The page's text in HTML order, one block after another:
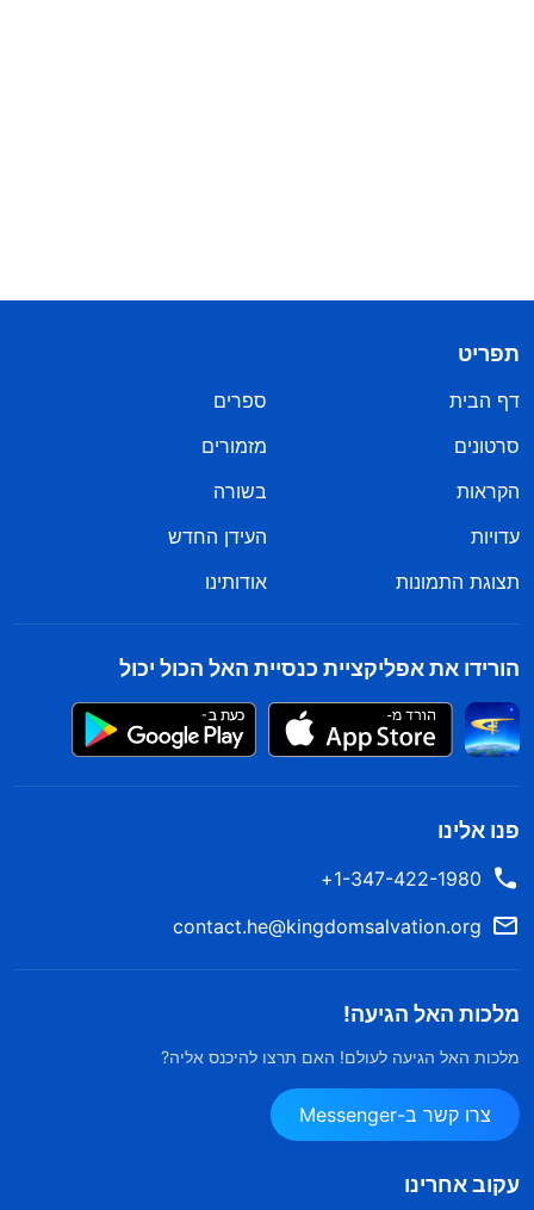
תפריט
דף הבית
ספרים
סרטונים
מזמורים
הקראות
בשורה
עדויות
העידן החדש
תצוגת התמונות
אודותינו
הורידו את אפליקציית כנסיית האל הכול יכול
פנו אלינו
1-347-422-1980+
contact.he@kingdomsalvation.org
מלכות האל הגיעה!
מלכות האל הגיעה לעולם! האם תרצו להיכנס אליה?
צרו קשר ב-Messenger
עקוב אחרינו